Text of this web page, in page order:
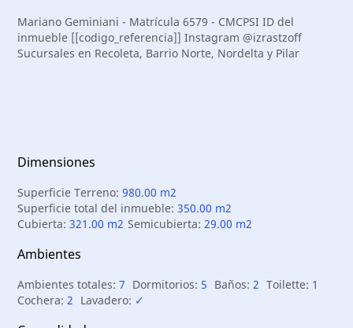
Mariano Geminiani - Matrícula 6579 - CMCPSI ID del
inmueble [[codigo_referencia]] Instagram @izrastzoff
Sucursales en Recoleta, Barrio Norte, Nordelta y Pilar
Dimensiones
Superficie Terreno:980.00 m2
Superficie total del inmueble:350.00 m2
Cubierta:321.00 m2 Semicubierta:29.00 m2
Ambientes
Ambientes totales:7 Dormitorios: 5 Baños:2 Toilette: 1
Cochera:2 Lavadero: ✓